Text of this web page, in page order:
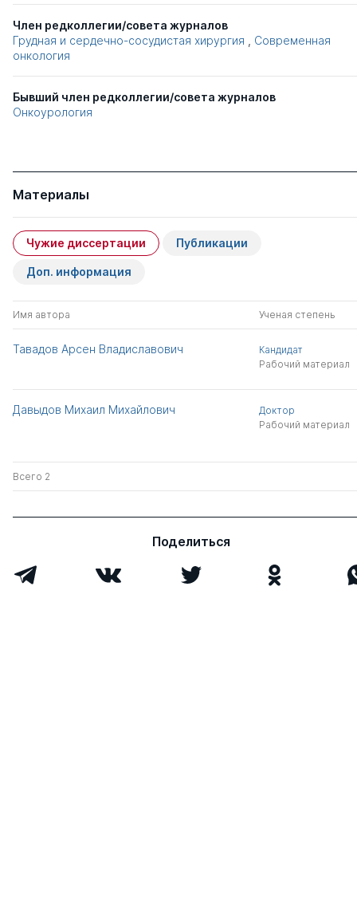
Член редколлегии/совета журналов
Грудная и сердечно-сосудистая хирургия
Современная
онкология
Бывший член редколлегии/совета журналов
Онкоурология
Материалы
Чужие диссертации Публикации
Доп. информация
Имя автора Ученая степень
Тавадов Арсен Владиславович
Кандидат
Рабочий материал
Давыдов Михаил Михайлович
Доктор
Рабочий материал
Всего 2
Поделиться